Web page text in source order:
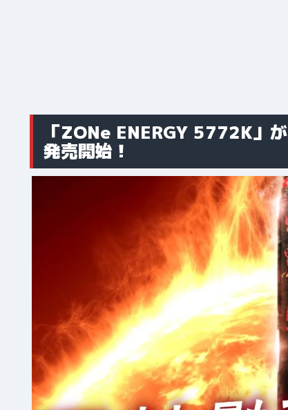
「ZONe ENERGY 5772K」
発売開始！